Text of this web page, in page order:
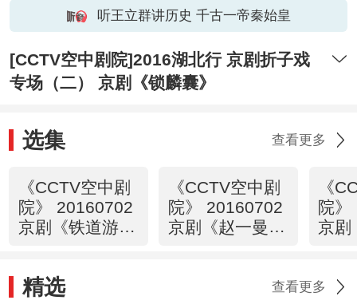
听王立群讲历史 千古一帝秦始皇
[CCTV空中剧院]2016湖北行 京剧折子戏
专场（二） 京剧《锁麟囊》
选集 查看更多
《CCTV空中剧
院》 20160702
京剧《铁道游击
《CCTV空中剧
院》 20160702
京剧《赵一曼》
《
院》
京剧
精选 查看更多